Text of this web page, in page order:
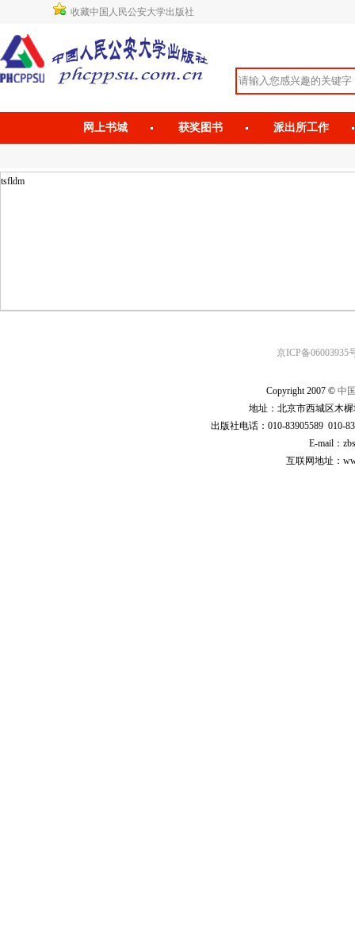
收藏中国人民公安大学出版社
网上书城 获奖图书 派出所工作
tsfldm
京ICP备06003935
Copyright 2007 © 中
地址：北京市西城区木
出版社电话：010-83905589 010-
E-mail：
互联网地址：